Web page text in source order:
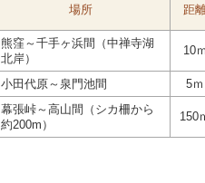
場所 距
熊窪～千手ヶ浜間（中禅寺湖
北岸）
10
小田代原～泉門池間 5ｍ
幕張峠～高山間（シカ柵から
約200m）
150